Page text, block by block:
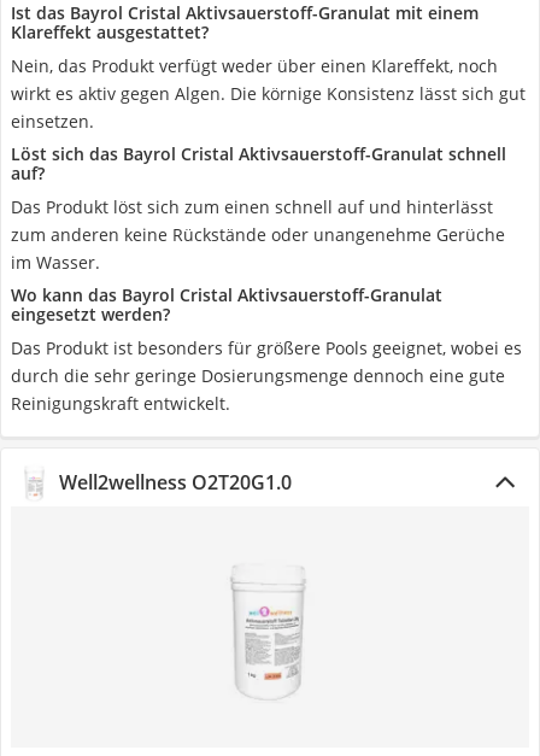
Ist das Bayrol Cristal Aktivsauerstoff-Granulat mit einem
Klareffekt ausgestattet?
Nein, das Produkt verfügt weder über einen Klareffekt, noch
wirkt es aktiv gegen Algen. Die körnige Konsistenz lässt sich gut
einsetzen.
Löst sich das Bayrol Cristal Aktivsauerstoff-Granulat schnell
auf?
Das Produkt löst sich zum einen schnell auf und hinterlässt
zum anderen keine Rückstände oder unangenehme Gerüche
im Wasser.
Wo kann das Bayrol Cristal Aktivsauerstoff-Granulat
eingesetzt werden?
Das Produkt ist besonders für größere Pools geeignet, wobei es
durch die sehr geringe Dosierungsmenge dennoch eine gute
Reinigungskraft entwickelt.
Well2wellness O2T20G1.0